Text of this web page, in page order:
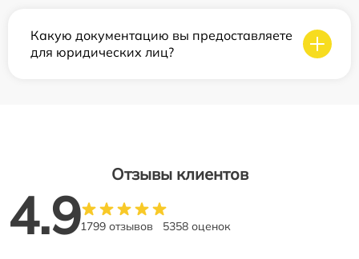
Какую документацию вы предоставляете
для юридических лиц?
Отзывы клиентов
4.91799 отзывов 5358 оценок